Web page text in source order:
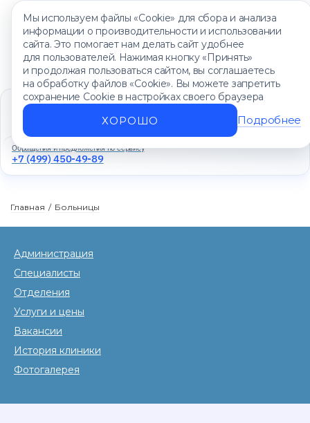
Мы используем файлы «Cookie» для сбора и анализа
информации о производительности и использовании
сайта. Это помогает нам делать сайт удобнее
для пользователей. Нажимая кнопку «Принять»
и продолжая пользоваться сайтом, вы соглашаетесь
на обработку файлов «Cookie». Вы можете запретить
сохранение Cookie в настройках своего браузера
ХОРОШО Подробнее
Единый контакт-центр
+7 (499) 450-88-89
Ежедневно с 8:00 до 20:00
Обращения и предложения по сервису
+7 (499) 450-49-89
Главная / Больницы
Администрация
Специалисты
Отделения
Услуги и цены
Вакансии
История клиники
Фотогалерея